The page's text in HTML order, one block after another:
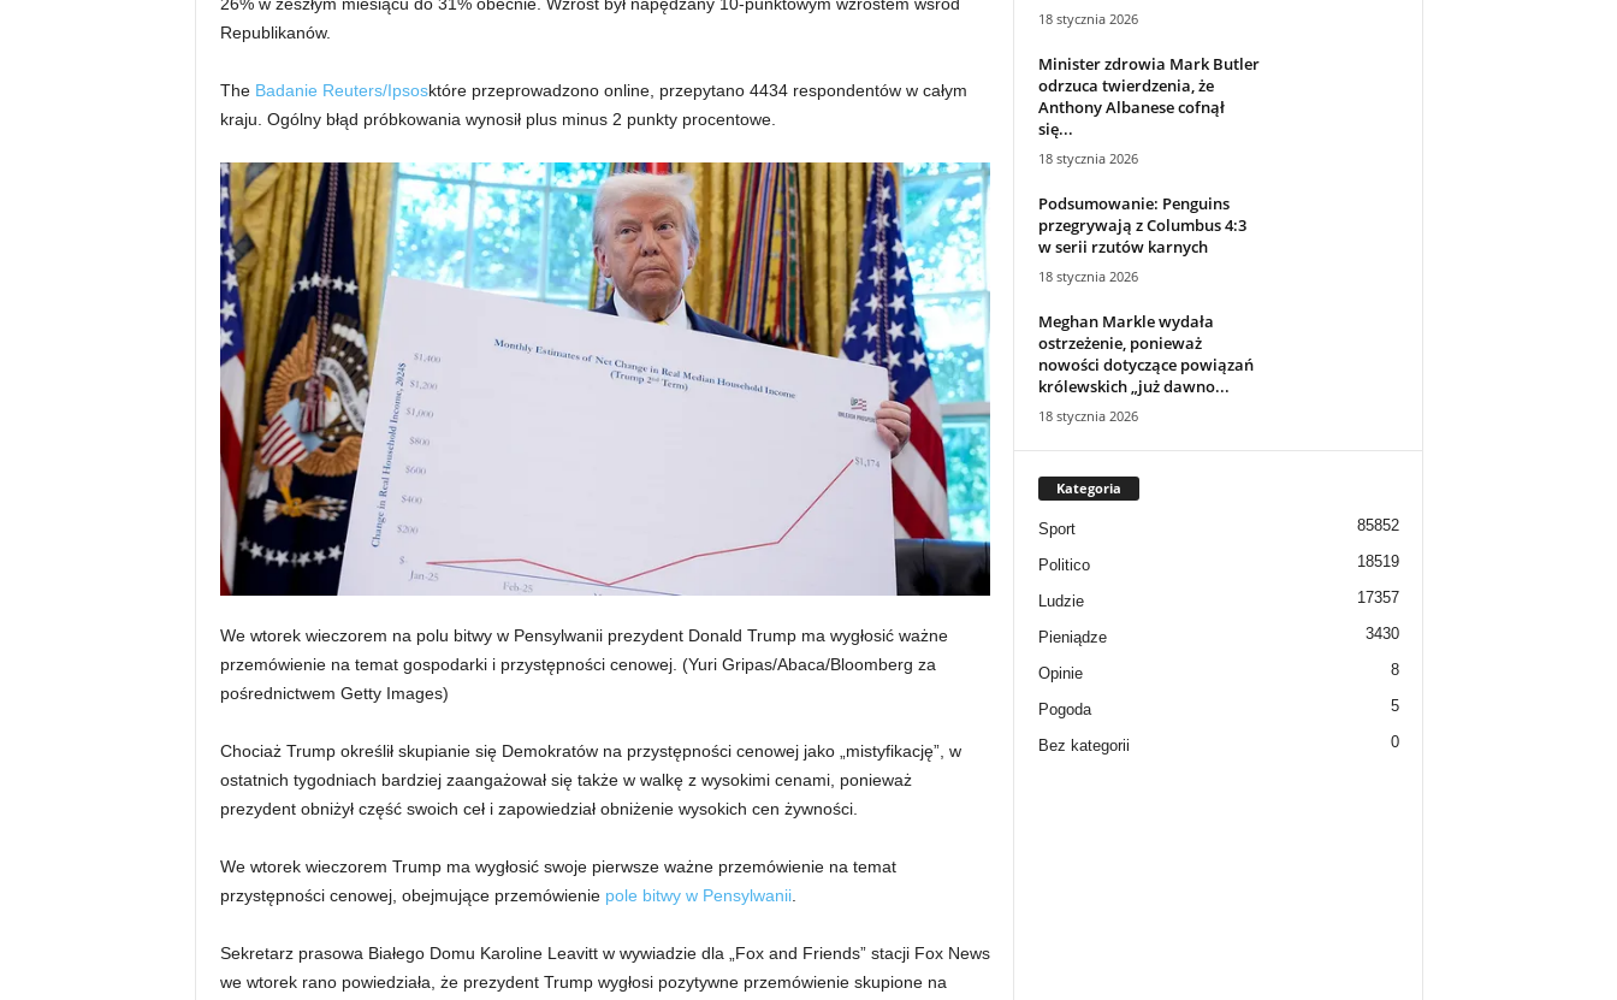
Republikanów.
The Badanie Reuters/Ipsosktóre przeprowadzono online, przepytano 4434 respondentów w całym
kraju. Ogólny błąd próbkowania wynosił plus minus 2 punkty procentowe.
We wtorek wieczorem na polu bitwy w Pensylwanii prezydent Donald Trump ma wygłosić ważne
przemówienie na temat gospodarki i przystępności cenowej. (Yuri Gripas/Abaca/Bloomberg za
pośrednictwem Getty Images)
Chociaż Trump określił skupianie się Demokratów na przystępności cenowej jako „mistyfikację”, w
ostatnich tygodniach bardziej zaangażował się także w walkę z wysokimi cenami, ponieważ
prezydent obniżył część swoich ceł i zapowiedział obniżenie wysokich cen żywności.
We wtorek wieczorem Trump ma wygłosić swoje pierwsze ważne przemówienie na temat
przystępności cenowej, obejmujące przemówienie pole bitwy w Pensylwanii.
Sekretarz prasowa Białego Domu Karoline Leavitt w wywiadzie dla „Fox and Friends” stacji Fox News
we wtorek rano powiedziała, że ​​prezydent Trump wygłosi pozytywne przemówienie skupione na
18 stycznia 2026
Minister zdrowia Mark Butler
odrzuca twierdzenia, że ​​
Anthony Albanese cofnął
się...
18 stycznia 2026
Podsumowanie: Penguins
przegrywają z Columbus 4:3
w serii rzutów karnych
18 stycznia 2026
Meghan Markle wydała
ostrzeżenie, ponieważ
nowości dotyczące powiązań
królewskich „już dawno...
18 stycznia 2026
Kategoria
Sport 85852
Politico 18519
Ludzie 17357
Pieniądze 3430
Opinie 8
Pogoda 5
Bez kategorii 0